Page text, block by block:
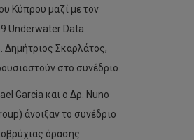
Κύπρου μαζί με τον
Underwater Data
Σκαρλάτος,
στο συνέδριο.
Garcia και ο Δρ. Nuno
άνοιξαν το συνέδριο
όρασης